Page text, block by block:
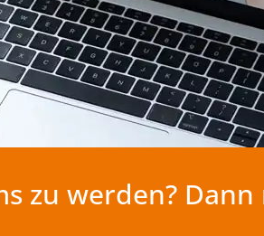
zu werden?